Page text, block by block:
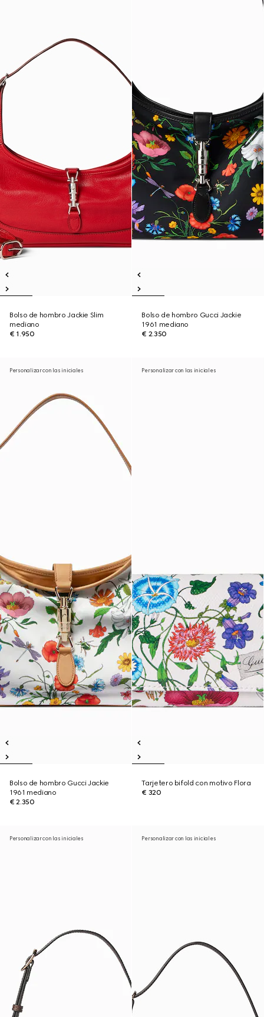
Bolso de hombro Jackie Slim
mediano
€ 1.950
Bolso de hombro Gucci Jackie
1961 mediano
€ 2.350
Personalizar con las iniciales
Bolso de hombro Gucci Jackie
1961 mediano
€ 2.350
Personalizar con las iniciales
Tarjetero bifold con motivo Flora
€ 320
Personalizar con las iniciales Personalizar con las iniciales